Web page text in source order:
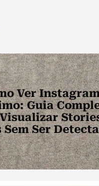
Ver
Guia
Sem Ser